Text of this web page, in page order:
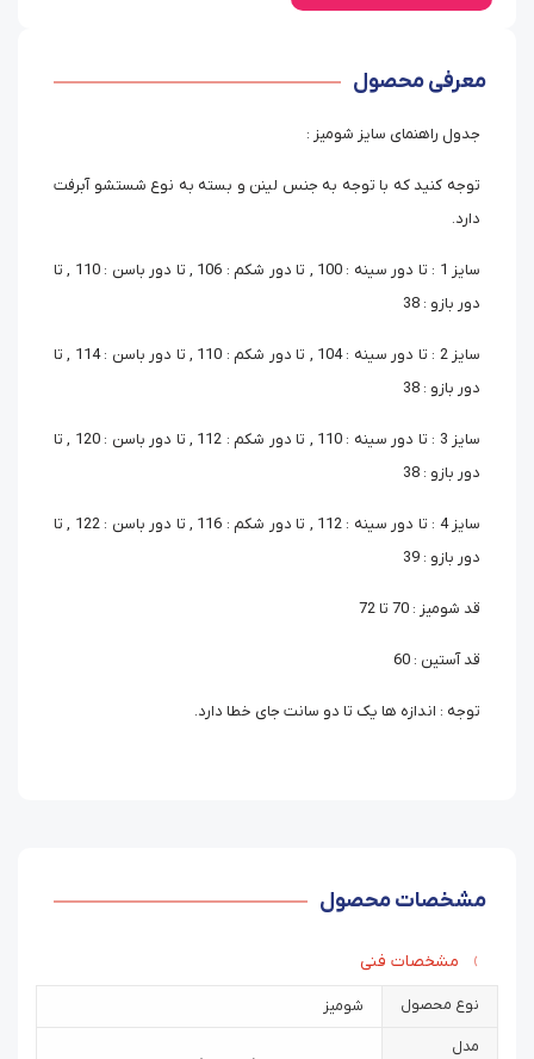
معرفی محصول
جدول راهنمای سایز شومیز :
توجه کنید که با توجه به جنس لینن و بسته به نوع شستشو آبرفت
دارد.
سایز 1 : تا دور سینه : 100 , تا دور شکم : 106 , تا دور باسن : 110 , تا
دور بازو : 38
سایز 2 : تا دور سینه : 104 , تا دور شکم : 110 , تا دور باسن : 114 , تا
دور بازو : 38
سایز 3 : تا دور سینه : 110 , تا دور شکم : 112 , تا دور باسن : 120 , تا
دور بازو : 38
سایز 4 : تا دور سینه : 112 , تا دور شکم : 116 , تا دور باسن : 122 , تا
دور بازو : 39
قد شومیز : 70 تا 72
قد آستین : 60
توجه : اندازه ها یک تا دو سانت جای خطا دارد.
مشخصات محصول
مشخصات فنی
نوع محصول شومیز
مدل